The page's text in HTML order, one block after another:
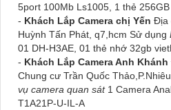
5port 100Mb Ls1005, 1 thẻ
- Khách Lắp Camera chị Yến Địa
Huỳnh Tấn Phát, q7,hcm Sử dụng
01 DH-H3AE, 01 thẻ nhớ 32gb
- Khách Lắp Camera Anh Khánh
Chung cư Trần Quốc
vụ camera quan sát 1 Camera
T1A21P-U-IL-A